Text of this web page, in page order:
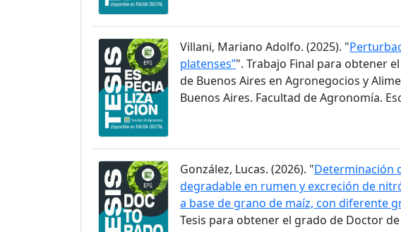
Villani, Mariano Adolfo. (2025). "
platenses”". Trabajo Final para obtener
de Buenos Aires en Agronegocios y
Buenos Aires. Facultad de Agronomía.
González, Lucas. (2026). "Determinación
degradable en rumen y excreción de
a base de grano de maíz, con diferente
Tesis para obtener el grado de Doctor